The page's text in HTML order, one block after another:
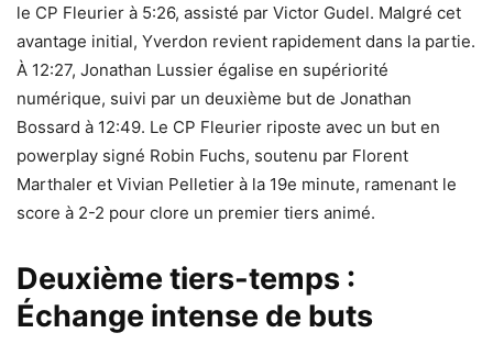
le CP Fleurier à 5:26, assisté par Victor Gudel. Malgré cet
avantage initial, Yverdon revient rapidement dans la partie.
À 12:27, Jonathan Lussier égalise en supériorité
numérique, suivi par un deuxième but de Jonathan
Bossard à 12:49. Le CP Fleurier riposte avec un but en
powerplay signé Robin Fuchs, soutenu par Florent
Marthaler et Vivian Pelletier à la 19e minute, ramenant le
score à 2-2 pour clore un premier tiers animé.
Deuxième tiers-temps :
Échange intense de buts